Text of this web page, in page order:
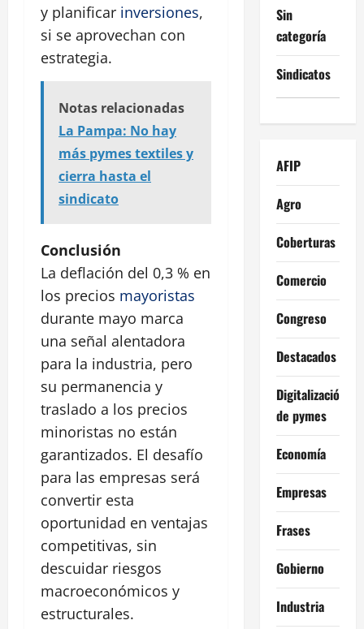
y planificar inversiones,
si se aprovechan con
estrategia.
Notas relacionadas
La Pampa: No hay
más pymes textiles y
cierra hasta el
sindicato
Conclusión
La deflación del 0,3 % en
los precios mayoristas
durante mayo marca
una señal alentadora
para la industria, pero
su permanencia y
traslado a los precios
minoristas no están
garantizados. El desafío
para las empresas será
convertir esta
oportunidad en ventajas
competitivas, sin
descuidar riesgos
macroeconómicos y
estructurales.
Sin
categoría
Sindicatos
AFIP
Agro
Coberturas
Comercio
Congreso
Destacados
Digitalización
de pymes
Economía
Empresas
Frases
Gobierno
Industria